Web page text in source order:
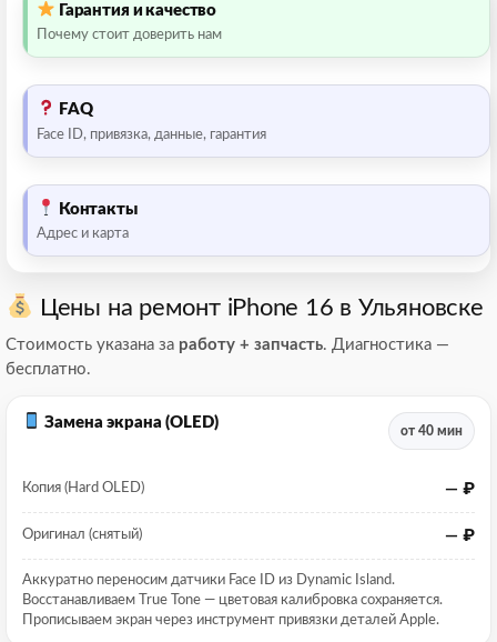
Гарантия и качество
Почему стоит доверить нам
FAQ
Face ID, привязка, данные, гарантия
Контакты
Адрес и карта
Цены на ремонт iPhone 16 в Ульяновске
Стоимость указана за работу + запчасть. Диагностика —
бесплатно.
Замена экрана (OLED)
от 40 мин
Копия (Hard OLED) — ₽
Оригинал (снятый) — ₽
Аккуратно переносим датчики Face ID из Dynamic Island.
Восстанавливаем True Tone — цветовая калибровка сохраняется.
Прописываем экран через инструмент привязки деталей Apple.